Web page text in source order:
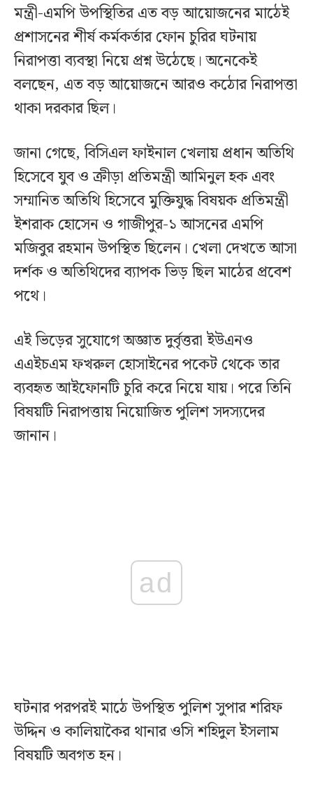
মন্ত্রী-এমপি উপস্থিতির এত বড় আয়োজনের মাঠেই
প্রশাসনের শীর্ষ কর্মকর্তার ফোন চুরির ঘটনায়
নিরাপত্তা ব্যবস্থা নিয়ে প্রশ্ন উঠেছে। অনেকেই
বলছেন, এত বড় আয়োজনে আরও কঠোর নিরাপত্তা
থাকা দরকার ছিল।
জানা গেছে, বিসিএল ফাইনাল খেলায় প্রধান অতিথি
হিসেবে যুব ও ক্রীড়া প্রতিমন্ত্রী আমিনুল হক এবং
সম্মানিত অতিথি হিসেবে মুক্তিযুদ্ধ বিষয়ক প্রতিমন্ত্রী
ইশরাক হোসেন ও গাজীপুর-১ আসনের এমপি
মজিবুর রহমান উপস্থিত ছিলেন। খেলা দেখতে আসা
দর্শক ও অতিথিদের ব্যাপক ভিড় ছিল মাঠের প্রবেশ
পথে।
এই ভিড়ের সুযোগে অজ্ঞাত দুর্বৃত্তরা ইউএনও
এএইচএম ফখরুল হোসাইনের পকেট থেকে তার
ব্যবহৃত আইফোনটি চুরি করে নিয়ে যায়। পরে তিনি
বিষয়টি নিরাপত্তায় নিয়োজিত পুলিশ সদস্যদের
জানান।
ad
ঘটনার পরপরই মাঠে উপস্থিত পুলিশ সুপার শরিফ
উদ্দিন ও কালিয়াকৈর থানার ওসি শহিদুল ইসলাম
বিষয়টি অবগত হন।